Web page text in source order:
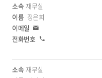
재무실
정은희
일전
재무실